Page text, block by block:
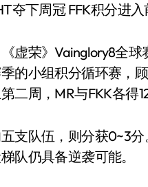
下周冠 FFK积分进入
荣》Vainglory8全球
的小组积分循环赛，
二周，MR与FKK各得
队伍，则分获0~3分
队仍具备逆袭可能。